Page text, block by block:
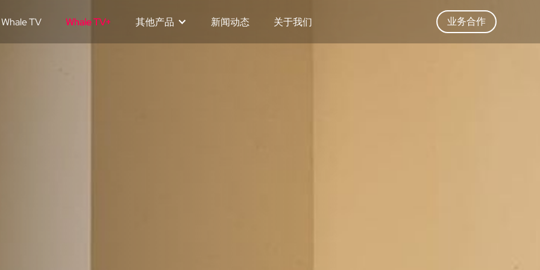
Whale TV Whale TV+ 其他产品 新闻动态 关于我们 业务合作